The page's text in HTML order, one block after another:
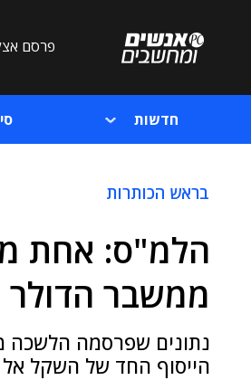
פרסם
חדשות
בראש הכותרות
הלמ"ס: אחת
ממשבר הדולר
נתונים שפרסמה הלשכה
הייסוף החד של השקל